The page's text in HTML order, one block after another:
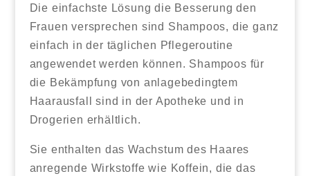
Die einfachste Lösung die Besserung den
Frauen versprechen sind Shampoos, die ganz
einfach in der täglichen Pflegeroutine
angewendet werden können. Shampoos für
die Bekämpfung von anlagebedingtem
Haarausfall sind in der Apotheke und in
Drogerien erhältlich.
Sie enthalten das Wachstum des Haares
anregende Wirkstoffe wie Koffein, die das